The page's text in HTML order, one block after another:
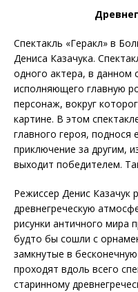
Спектакль «Геракл» в
Дениса Казачука.
одного актера, в данном
исполняющего главную
персонаж, вокруг
картине. В этом
главного героя,
приключение за другим,
выходит победителем.
Режиссер Денис Казачук
древнегреческую
рисунки античного мира
будто бы сошли с
замкнутые в
проходят вдоль всего
старинному